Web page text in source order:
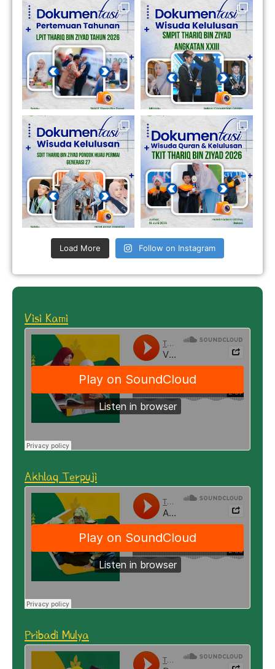
Load More Follow on Instagram
Visi Kami
Akhlaq Terpuji
Pribadi Mulya